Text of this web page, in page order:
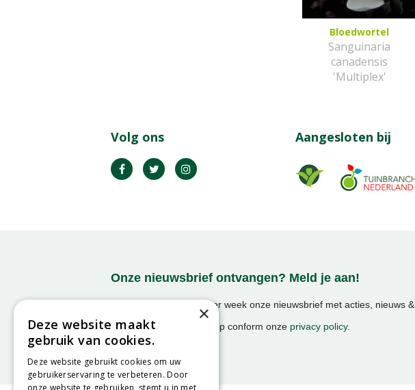
Bloedwortel
Sanguinaria
canadensis
'Multiplex'
Volg ons Aangesloten bij
Onze nieuwsbrief ontvangen? Meld je aan!
Ontvang ongeveer 1x per week onze nieuwsbrief met acties, nieuws &
We slaan uw gegevens op conform onze privacy policy.
×
Deze website maakt
gebruik van cookies.
Deze website gebruikt cookies om uw
gebruikerservaring te verbeteren. Door
onze website te gebruiken, stemt u in met